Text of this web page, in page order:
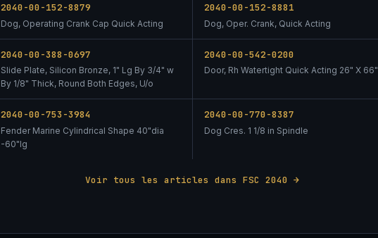
2040-00-152-8879
Dog, Operating Crank Cap Quick Acting
2040-00-152-8881
Dog, Oper. Crank, Quick Acting
2040-00-388-0697
Slide Plate, Silicon Bronze, 1" Lg By 3/4" w
By 1/8" Thick, Round Both Edges, U/o
2040-00-542-0200
Door, Rh Watertight Quick Acting 26" X 66"
2040-00-753-3984
Fender Marine Cylindrical Shape 40"dia
-60"lg
2040-00-770-8387
Dog Cres. 1 1/8 in Spindle
Voir tous les articles dans FSC 2040 →